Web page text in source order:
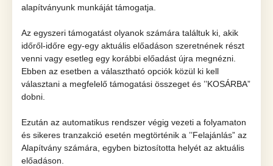
alapítványunk munkáját támogatja.
Az egyszeri támogatást olyanok számára találtuk ki, akik
időről-időre egy-egy aktuális előadáson szeretnének részt
venni vagy esetleg egy korábbi előadást újra megnézni.
Ebben az esetben a választható opciók közül ki kell
választani a megfelelő támogatási összeget és ’’KOSÁRBA”
dobni.
Ezután az automatikus rendszer végig vezeti a folyamaton
és sikeres tranzakció esetén megtörténik a ’’Felajánlás” az
Alapítvány számára, egyben biztosította helyét az aktuális
előadáson.